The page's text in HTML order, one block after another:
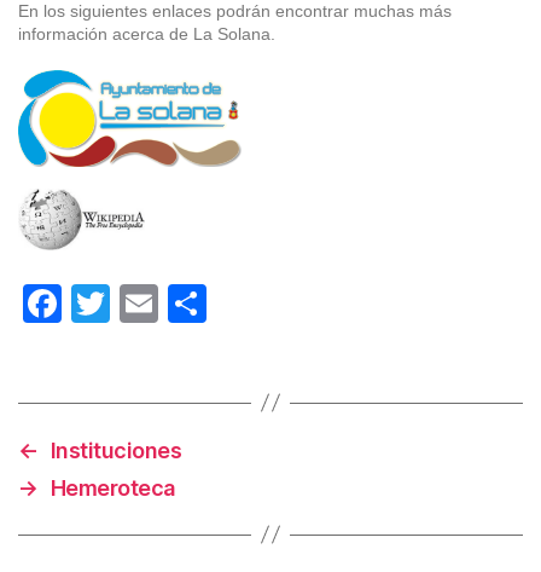
En los siguientes enlaces podrán encontrar muchas más
información acerca de La Solana.
Fa
ok
T
r
E
pa
←
Instituciones
→
Hemeroteca